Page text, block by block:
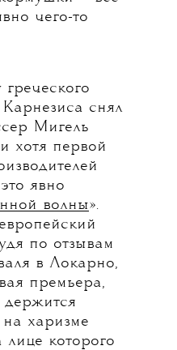
чего-то
снял
Мигель
хотя первой
явно
волны».
по отзывам
в Локарно,
премьера,
харизме
которого